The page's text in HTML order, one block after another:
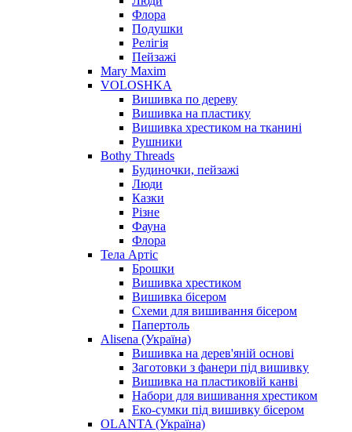
Флора
Подушки
Релігія
Пейзажі
Mary Maxim
VOLOSHKA
Вишивка по дереву
Вишивка на пластику
Вишивка хрестиком на тканині
Рушники
Bothy Threads
Будиночки, пейзажі
Люди
Казки
Різне
Фауна
Флора
Тела Артіс
Брошки
Вишивка хрестиком
Вишивка бісером
Схеми для вишивання бісером
Папертоль
Alisena (Україна)
Вишивка на дерев'яній основі
Заготовки з фанери під вишивку
Вишивка на пластиковій канві
Набори для вишивання хрестиком
Еко-сумки під вишивку бісером
OLANTA (Україна)